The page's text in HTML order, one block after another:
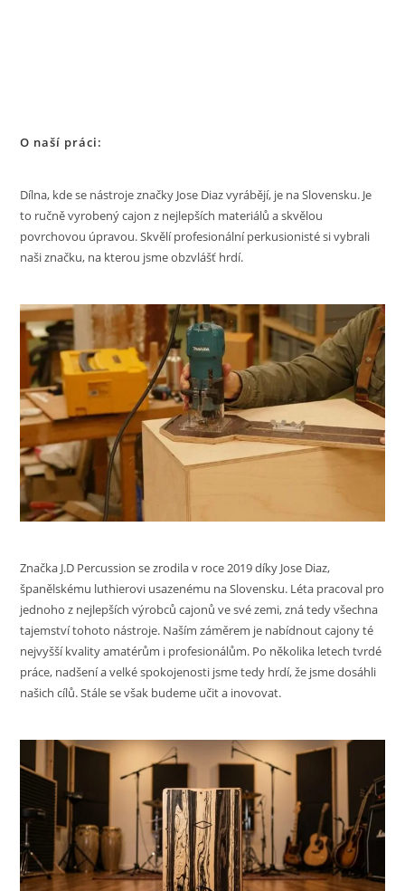
O naší práci:
Dílna, kde se nástroje značky Jose Diaz vyrábějí, je na Slovensku. Je
to ručně vyrobený cajon z nejlepších materiálů a skvělou
povrchovou úpravou. Skvělí profesionální perkusionisté si vybrali
naši značku, na kterou jsme obzvlášť hrdí.
Značka J.D Percussion se zrodila v roce 2019 díky Jose Diaz,
španělskému luthierovi usazenému na Slovensku. Léta pracoval pro
jednoho z nejlepších výrobců cajonů ve své zemi, zná tedy všechna
tajemství tohoto nástroje. Naším záměrem je nabídnout cajony té
nejvyšší kvality amatérům i profesionálům. Po několika letech tvrdé
práce, nadšení a velké spokojenosti jsme tedy hrdí, že jsme dosáhli
našich cílů. Stále se však budeme učit a inovovat.